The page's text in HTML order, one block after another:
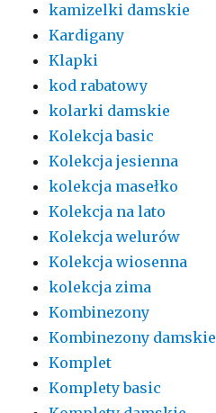
kamizelki damskie
Kardigany
Klapki
kod rabatowy
kolarki damskie
Kolekcja basic
Kolekcja jesienna
kolekcja masełko
Kolekcja na lato
Kolekcja welurów
Kolekcja wiosenna
kolekcja zima
Kombinezony
Kombinezony damskie
Komplet
Komplety basic